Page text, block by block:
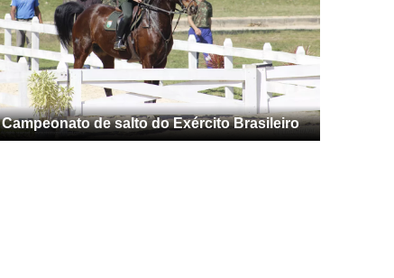
Campeonato de salto do Exército Brasileiro